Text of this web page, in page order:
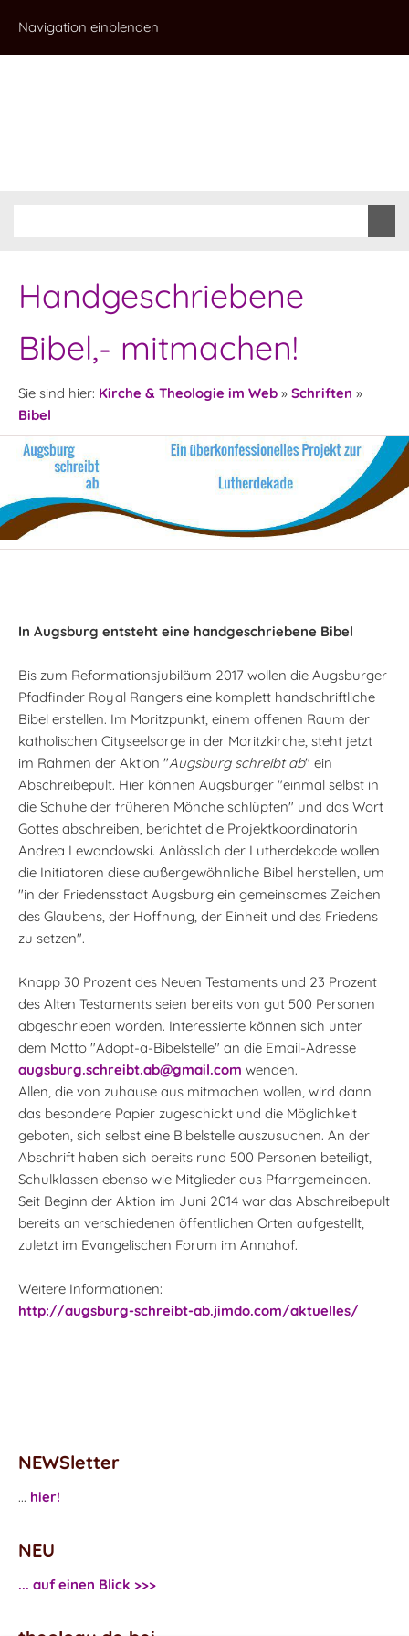
Navigation einblenden
Handgeschriebene
Bibel,- mitmachen!
Sie sind hier: Kirche & Theologie im Web » Schriften »
Bibel
In Augsburg entsteht eine handgeschriebene Bibel
Bis zum Reformationsjubiläum 2017 wollen die Augsburger
Pfadfinder Royal Rangers eine komplett handschriftliche
Bibel erstellen. Im Moritzpunkt, einem offenen Raum der
katholischen Cityseelsorge in der Moritzkirche, steht jetzt
im Rahmen der Aktion "Augsburg schreibt ab" ein
Abschreibepult. Hier können Augsburger "einmal selbst in
die Schuhe der früheren Mönche schlüpfen" und das Wort
Gottes abschreiben, berichtet die Projektkoordinatorin
Andrea Lewandowski. Anlässlich der Lutherdekade wollen
die Initiatoren diese außergewöhnliche Bibel herstellen, um
"in der Friedensstadt Augsburg ein gemeinsames Zeichen
des Glaubens, der Hoffnung, der Einheit und des Friedens
zu setzen".
Knapp 30 Prozent des Neuen Testaments und 23 Prozent
des Alten Testaments seien bereits von gut 500 Personen
abgeschrieben worden. Interessierte können sich unter
dem Motto "Adopt-a-Bibelstelle" an die Email-Adresse
augsburg.schreibt.ab@gmail.com wenden.
Allen, die von zuhause aus mitmachen wollen, wird dann
das besondere Papier zugeschickt und die Möglichkeit
geboten, sich selbst eine Bibelstelle auszusuchen. An der
Abschrift haben sich bereits rund 500 Personen beteiligt,
Schulklassen ebenso wie Mitglieder aus Pfarrgemeinden.
Seit Beginn der Aktion im Juni 2014 war das Abschreibepult
bereits an verschiedenen öffentlichen Orten aufgestellt,
zuletzt im Evangelischen Forum im Annahof.
Weitere Informationen:
http://augsburg-schreibt-ab.jimdo.com/aktuelles/
NEWSletter
... hier!
NEU
... auf einen Blick >>>